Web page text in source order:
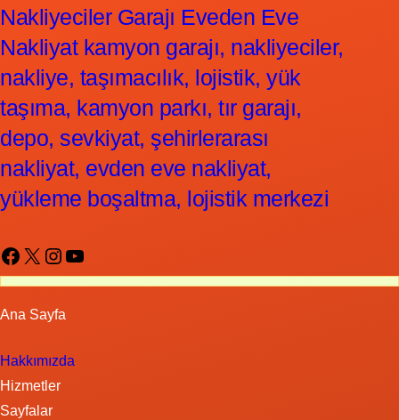
Nakliyeciler Garajı Eveden Eve
Nakliyat kamyon garajı, nakliyeciler,
nakliye, taşımacılık, lojistik, yük
taşıma, kamyon parkı, tır garajı,
depo, sevkiyat, şehirlerarası
nakliyat, evden eve nakliyat,
yükleme boşaltma, lojistik merkezi
Facebook X Instagram YouTube
Ana Sayfa
Hakkımızda
Hizmetler
Sayfalar